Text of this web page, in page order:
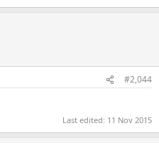
#2,044
Last edited: 11 Nov 2015